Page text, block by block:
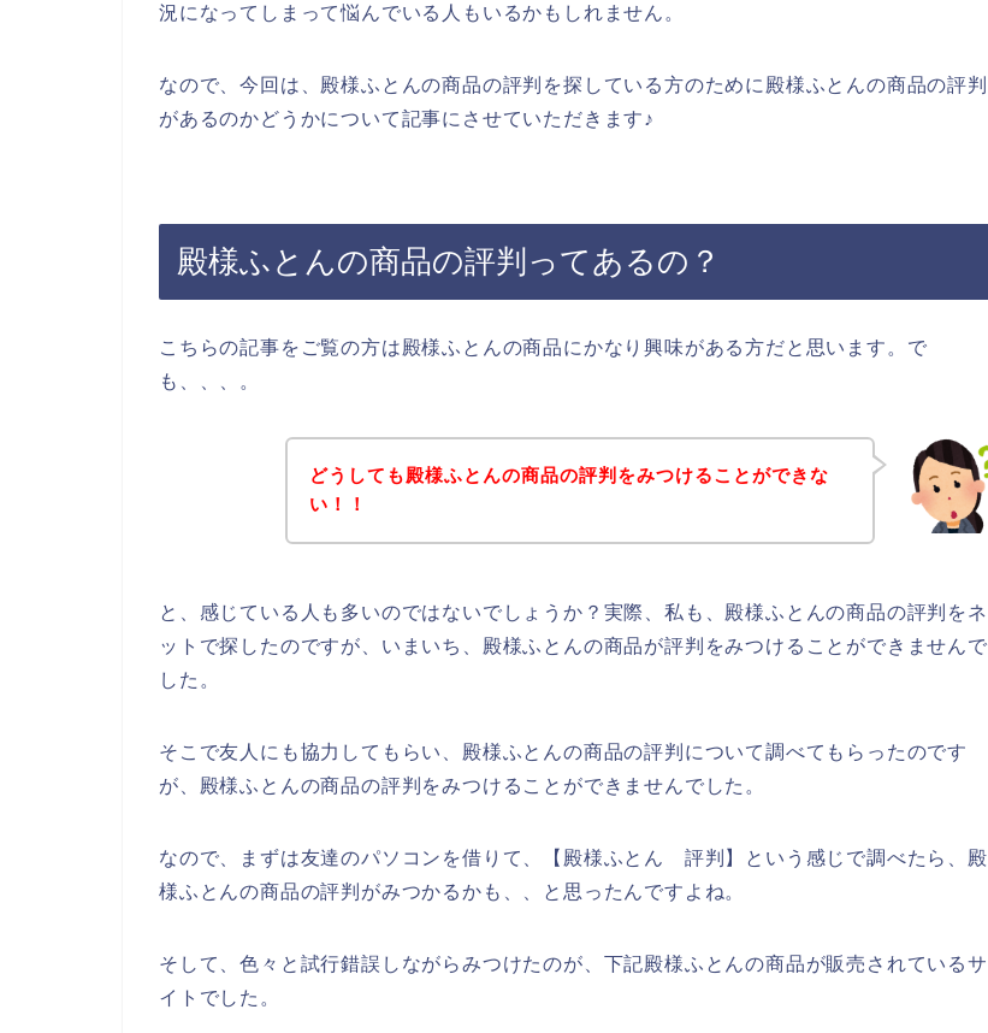
況になってしまって悩んでいる人もいるかもしれません。
なので、今回は、殿様ふとんの商品の評判を探している方のために殿様ふとんの商品の評判
があるのかどうかについて記事にさせていただきます♪
殿様ふとんの商品の評判ってあるの？
こちらの記事をご覧の方は殿様ふとんの商品にかなり興味がある方だと思います。で
も、、、。
どうしても殿様ふとんの商品の評判をみつけることができな
い！！
と、感じている人も多いのではないでしょうか？実際、私も、殿様ふとんの商品の評判をネ
ットで探したのですが、いまいち、殿様ふとんの商品が評判をみつけることができませんで
した。
そこで友人にも協力してもらい、殿様ふとんの商品の評判について調べてもらったのです
が、殿様ふとんの商品の評判をみつけることができませんでした。
なので、まずは友達のパソコンを借りて、【殿様ふとん 評判】という感じで調べたら、殿
様ふとんの商品の評判がみつかるかも、、と思ったんですよね。
そして、色々と試行錯誤しながらみつけたのが、下記殿様ふとんの商品が販売されているサ
イトでした。